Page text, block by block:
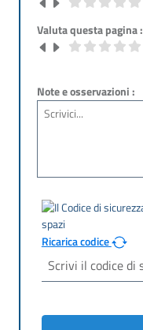
Valuta questa pagina :
Note e osservazioni :
Ricarica codice